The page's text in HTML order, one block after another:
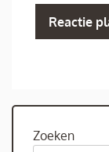
Zoeken